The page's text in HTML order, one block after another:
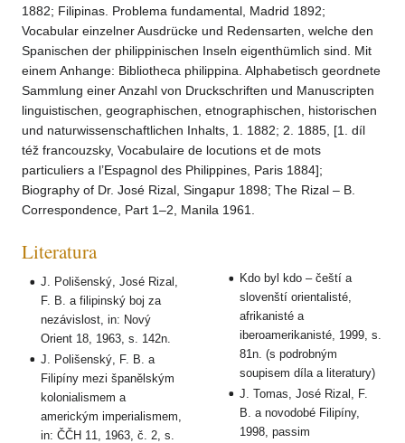
1882; Filipinas. Problema fundamental, Madrid 1892;
Vocabular einzelner Ausdrücke und Redensarten, welche den
Spanischen der philippinischen Inseln eigenthümlich sind. Mit
einem Anhange: Bibliotheca philippina. Alphabetisch geordnete
Sammlung einer Anzahl von Druckschriften und Manuscripten
linguistischen, geographischen, etnographischen, historischen
und naturwissenschaftlichen Inhalts, 1. 1882; 2. 1885, [1. díl
též francouzsky, Vocabulaire de locutions et de mots
particuliers a l’Espagnol des Philippines, Paris 1884];
Biography of Dr. José Rizal, Singapur 1898; The Rizal – B.
Correspondence, Part 1–2, Manila 1961.
Literatura
J. Polišenský, José Rizal,
F. B. a filipinský boj za
nezávislost, in: Nový
Orient 18, 1963, s. 142n.
J. Polišenský, F. B. a
Filipíny mezi španělským
kolonialismem a
americkým imperialismem,
in: ČČH 11, 1963, č. 2, s.
Kdo byl kdo – čeští a
slovenští orientalisté,
afrikanisté a
iberoamerikanisté, 1999, s.
81n. (s podrobným
soupisem díla a literatury)
J. Tomas, José Rizal, F.
B. a novodobé Filipíny,
1998, passim